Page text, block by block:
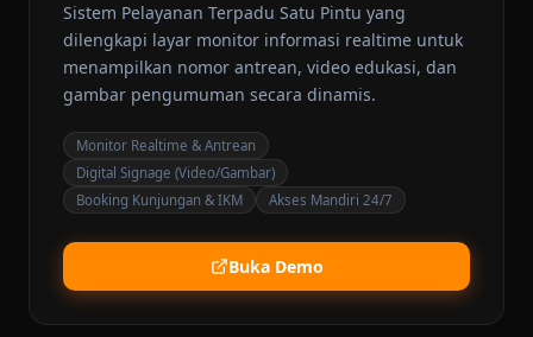
Sistem Pelayanan Terpadu Satu Pintu yang
dilengkapi layar monitor informasi realtime untuk
menampilkan nomor antrean, video edukasi, dan
gambar pengumuman secara dinamis.
Monitor Realtime & Antrean
Digital Signage (Video/Gambar)
Booking Kunjungan & IKM
Akses Mandiri 24/7
Buka Demo